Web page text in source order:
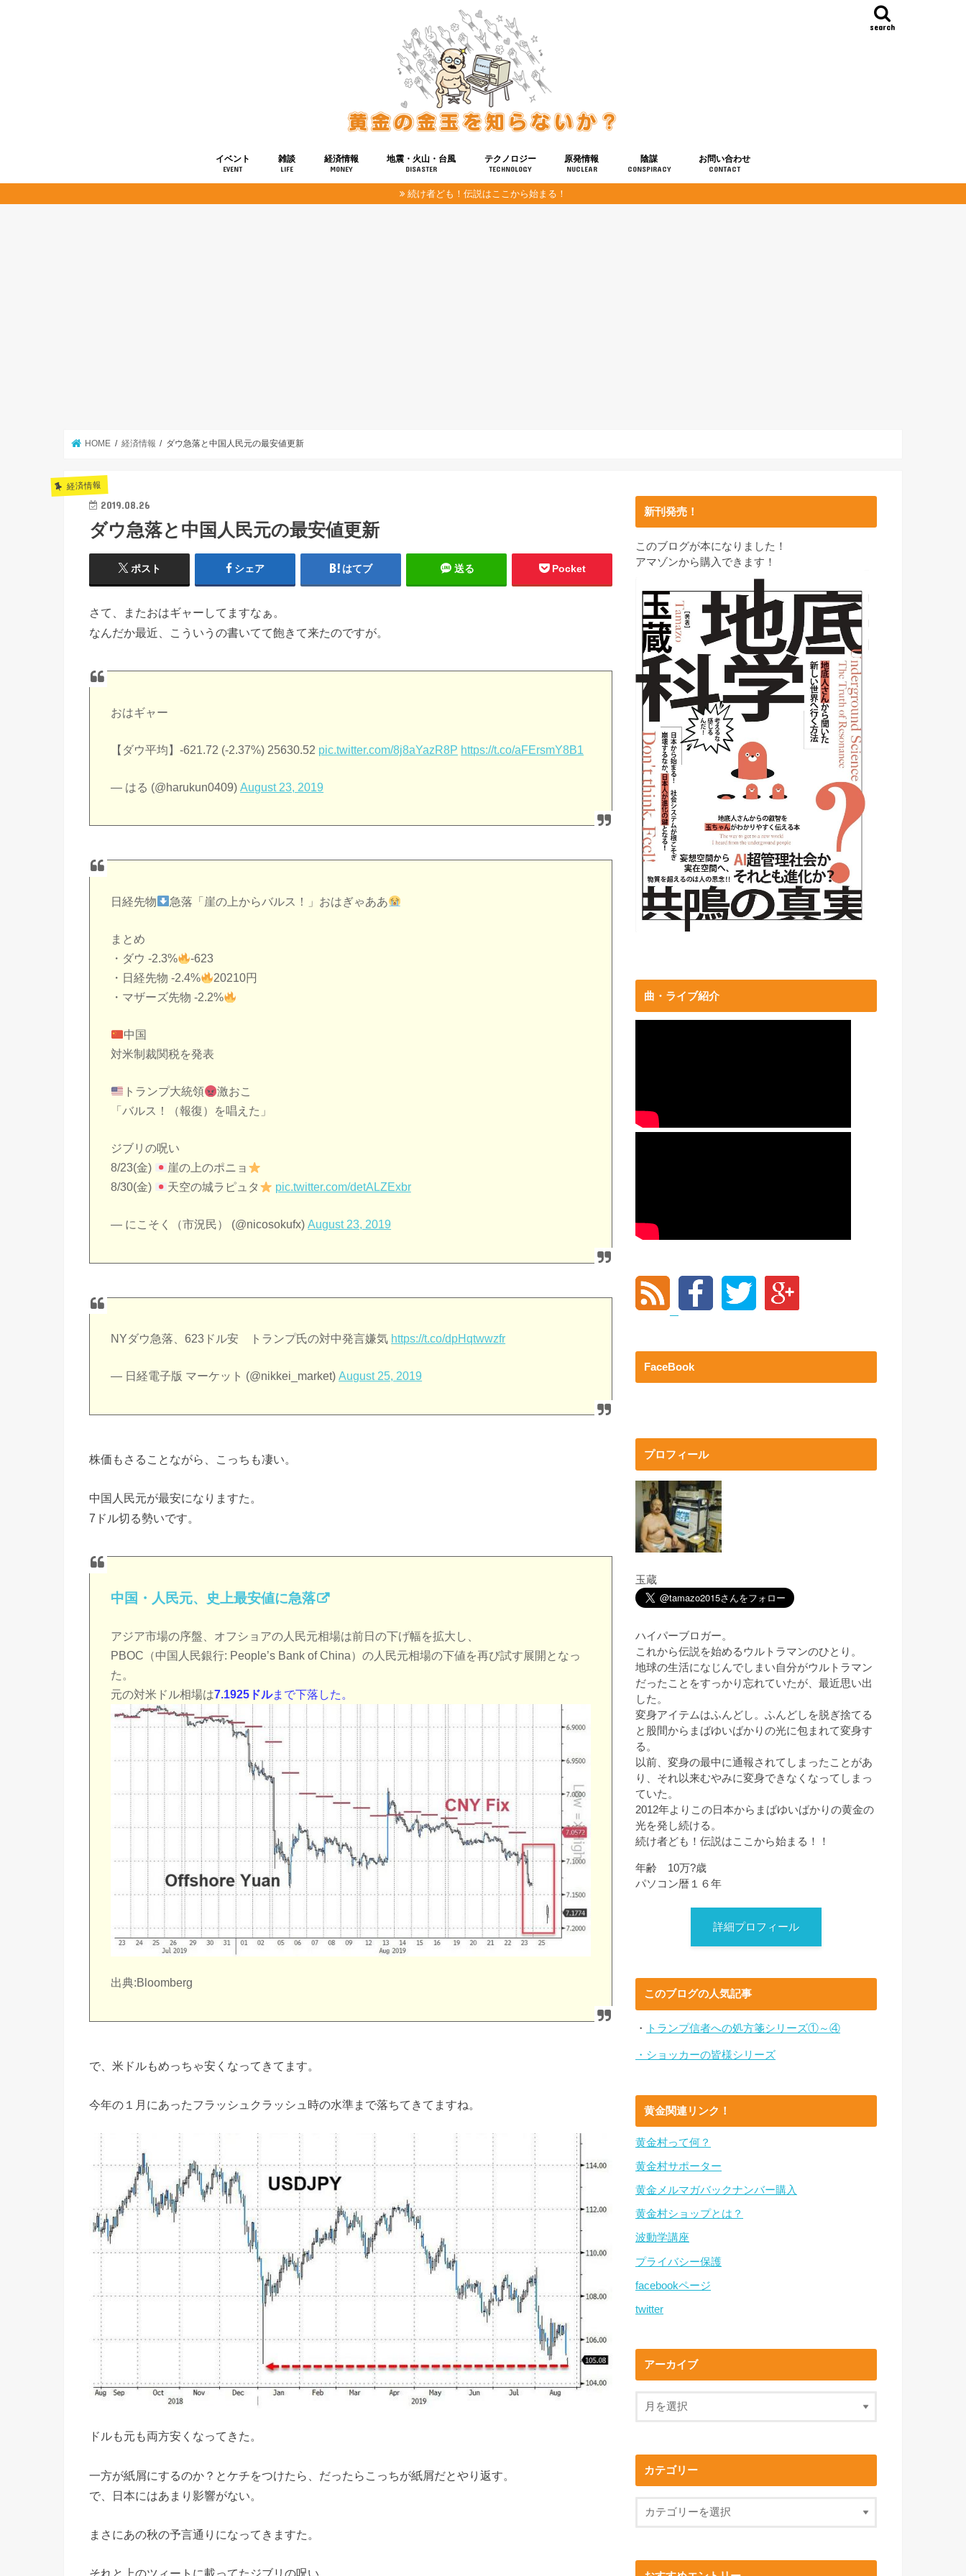
search
イベント
EVENT
雑談
LIFE
経済情報
MONEY
地震・火山・台風
DISASTER
テクノロジー
TECHNOLOGY
健康
宇宙
原発情報
NUCLEAR
陰謀
CONSPIRACY
お問い合わせ
CONTACT
続け者ども！伝説はここから始まる！
HOME 経済情報 ダウ急落と中国人民元の最安値更新
経済情報
2019.08.26
ダウ急落と中国人民元の最安値更新
ポスト シェア はてブ 送る Pocket
さて、またおはギャーしてますなぁ。
なんだか最近、こういうの書いてて飽きて来たのですが。
おはギャー
【ダウ平均】-621.72 (-2.37%) 25630.52 pic.twitter.com/8j8aYazR8P https://t.co/aFErsmY8B1
— はる (@harukun0409)August 23, 2019
日経先物 急落「崖の上からバルス！」おはぎゃああ
まとめ
・ダウ -2.3%
-623
・日経先物 -2.4%
20210円
・マザーズ先物 -2.2%
中国
対米制裁関税を発表
トランプ大統領
激おこ
「バルス！（報復）を唱えた」
ジブリの呪い
8/23(金)
崖の上のポニョ
8/30(金)
天空の城ラピュタ pic.twitter.com/detALZExbr
— にこそく（市況民） (@nicosokufx)August 23, 2019
NYダウ急落、623ドル安 トランプ氏の対中発言嫌気 https://t.co/dpHqtwwzfr
— 日経電子版 マーケット (@nikkei_market)August 25, 2019
株価もさることながら、こっちも凄い。
中国人民元が最安になりますた。
7ドル切る勢いです。
中国・人民元、史上最安値に急落
アジア市場の序盤、オフショアの人民元相場は前日の下げ幅を拡大し、
PBOC（中国人民銀行: People’s Bank of China）の人民元相場の下値を再び試す展開となっ
た。
元の対米ドル相場は7.1925ドルまで下落した。
出典:Bloomberg
で、米ドルもめっちゃ安くなってきてます。
今年の１月にあったフラッシュクラッシュ時の水準まで落ちてきてますね。
ドルも元も両方安くなってきた。
一方が紙屑にするのか？とケチをつけたら、だったらこっちが紙屑だとやり返す。
で、日本にはあまり影響がない。
まさにあの秋の予言通りになってきますた。
それと上のツィートに載ってたジブリの呪い。
新刊発売！
このブログが本になりました！
アマゾンから購入できます！
曲・ライブ紹介
FaceBook
プロフィール
玉蔵
ハイパーブロガー。
これから伝説を始めるウルトラマンのひとり。
地球の生活になじんでしまい自分がウルトラマン
だったことをすっかり忘れていたが、最近思い出
した。
変身アイテムはふんどし。ふんどしを脱ぎ捨てる
と股間からまばゆいばかりの光に包まれて変身す
る。
以前、変身の最中に通報されてしまったことがあ
り、それ以来むやみに変身できなくなってしまっ
ていた。
2012年よりこの日本からまばゆいばかりの黄金の
光を発し続ける。
続け者ども！伝説はここから始まる！！
年齢 10万?歳
パソコン暦１６年
詳細プロフィール
このブログの人気記事
・ トランプ信者への処方箋シリーズ①～④
・ショッカーの皆様シリーズ
黄金関連リンク！
黄金村って何？
黄金村サポーター
黄金メルマガバックナンバー購入
黄金村ショップとは？
波動学講座
プライバシー保護
facebookページ
twitter
アーカイブ
カテゴリー